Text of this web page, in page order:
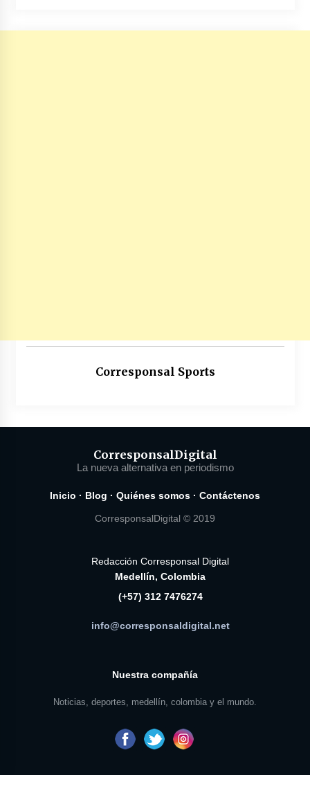
Corresponsal Sports
CorresponsalDigital
La nueva alternativa en periodismo
Inicio · Blog · Quiénes somos · Contáctenos
CorresponsalDigital © 2019
Redacción Corresponsal Digital
Medellín, Colombia
(+57) 312 7476274
info@corresponsaldigital.net
Nuestra compañía
Noticias, deportes, medellín, colombia y el mundo.